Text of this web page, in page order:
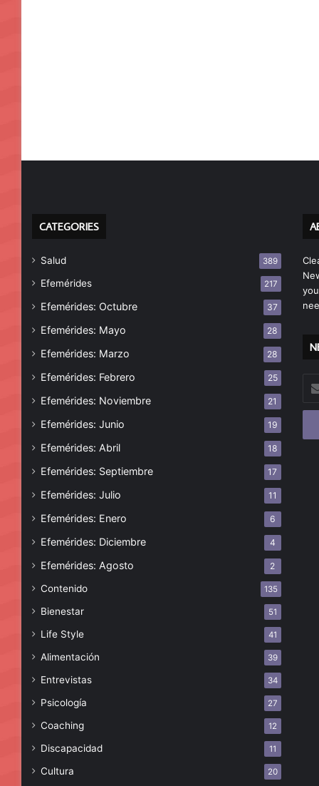
CATEGORIES
Salud 389
Efemérides 217
Efemérides: Octubre 37
Efemérides: Mayo 28
Efemérides: Marzo 28
Efemérides: Febrero 25
Efemérides: Noviembre 21
Efemérides: Junio 19
Efemérides: Abril 18
Efemérides: Septiembre 17
Efemérides: Julio 11
Efemérides: Enero 6
Efemérides: Diciembre 4
Efemérides: Agosto 2
Contenido 135
Bienestar 51
Life Style 41
Alimentación 39
Entrevistas 34
Psicología 27
Coaching 12
Discapacidad 11
Cultura 20